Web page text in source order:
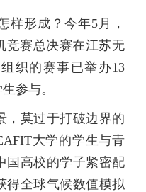
形成？今年5月，
竞赛总决赛在江苏无
织的赛事已举办13
参与。
莫过于打破边界的
大学的学生与青
国高校的学子紧密配
得全球气候数值模拟